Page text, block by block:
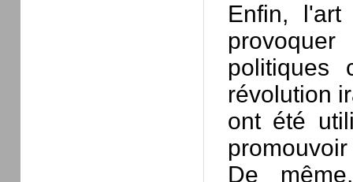
Enfin,
politiques
révolution
ont été
De